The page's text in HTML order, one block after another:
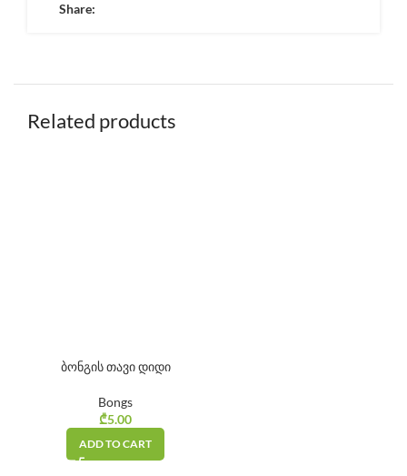
Share:
Related products
ბონგის თავი დიდი
Bongs
₾5.00
ADD TO CART